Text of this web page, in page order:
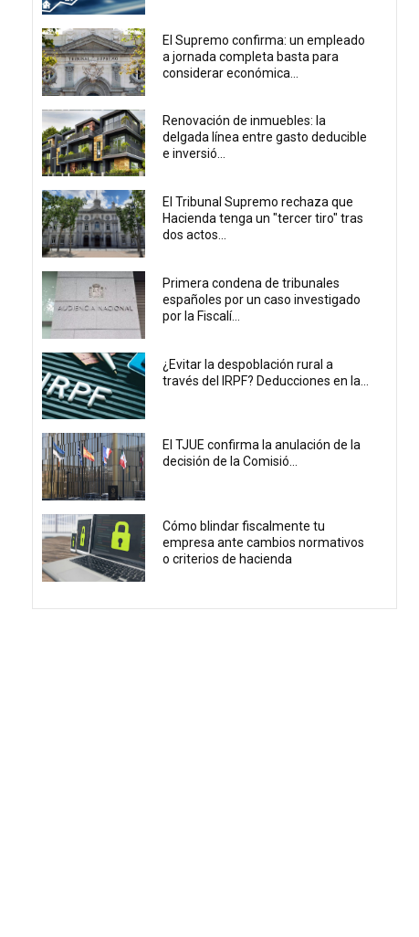
El Supremo confirma: un empleado
a jornada completa basta para
considerar económica...
Renovación de inmuebles: la
delgada línea entre gasto deducible
e inversió...
El Tribunal Supremo rechaza que
Hacienda tenga un "tercer tiro" tras
dos actos...
Primera condena de tribunales
españoles por un caso investigado
por la Fiscalí...
¿Evitar la despoblación rural a
través del IRPF? Deducciones en la...
El TJUE confirma la anulación de la
decisión de la Comisió...
Cómo blindar fiscalmente tu
empresa ante cambios normativos
o criterios de hacienda